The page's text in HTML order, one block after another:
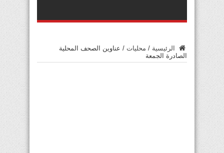
الرئيسية / محليات / عناوين الصحف المحلية
الصادرة الجمعة